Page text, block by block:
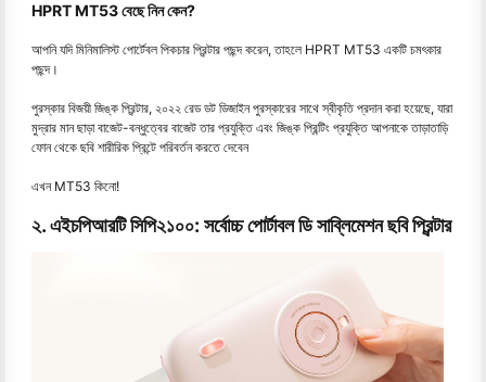
HPRT MT53 বেছে নিন কেন?
আপনি যদি মিনিমালিস্ট পোর্টেবল পিকচার প্রিন্টার পছন্দ করেন, তাহলে HPRT MT53 একটি চমৎকার
পছন্দ।
পুরস্কার বিজয়ী জিঙ্ক প্রিন্টার, ২০২২ রেড ডট ডিজাইন পুরস্কারের সাথে স্বীকৃতি প্রদান করা হয়েছে, যারা
মুদ্রার মান ছাড়া বাজেট-বন্ধুত্বের বাজেট তার প্রযুক্তি এবং জিঙ্ক প্রিন্টিং প্রযুক্তি আপনাকে তাড়াতাড়ি
ফোন থেকে ছবি শারীরিক প্রিন্টে পরিবর্তন করতে দেবেন
এখন MT53 কিনো!
২. এইচপিআরটি সিপি২১০০: সর্বোচ্চ পোর্টাবল ডি সাব্লিমেশন ছবি প্রিন্টার